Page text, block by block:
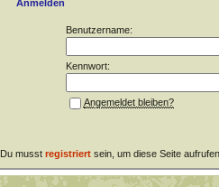
Anmelden
Benutzername:
Kennwort:
Angemeldet bleiben?
Du musst registriertsein, um diese Seite